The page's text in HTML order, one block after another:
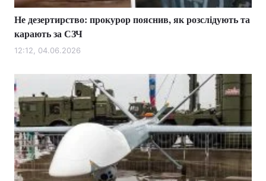
Цікавинки Погода
Екологія
Відео з Youtube Статті
Інтерв'ю Думки
Архів Вакансії
Контакти
Не дезертирство: прокурор пояснив, як розслідують та
карають за СЗЧ
12:12, 04.06.2026